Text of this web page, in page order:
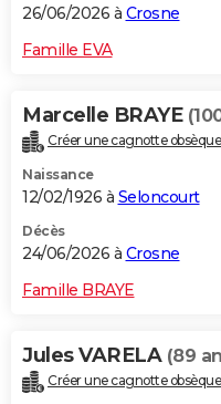
S'inscrire
Se connecter
Lycées
Collèges
Primaires
Universités
Entreprises
Service militaire
Avis de recherche
AVIS DE DÉCÈS
FORUM
26/06/2026 à Crosne
Famille EVA
Marcelle BRAYE
Créer une cagnotte
Naissance
12/02/1926 à Seloncourt
Décès
24/06/2026 à Crosne
Famille BRAYE
Jules VARELA (89
Créer une cagnotte